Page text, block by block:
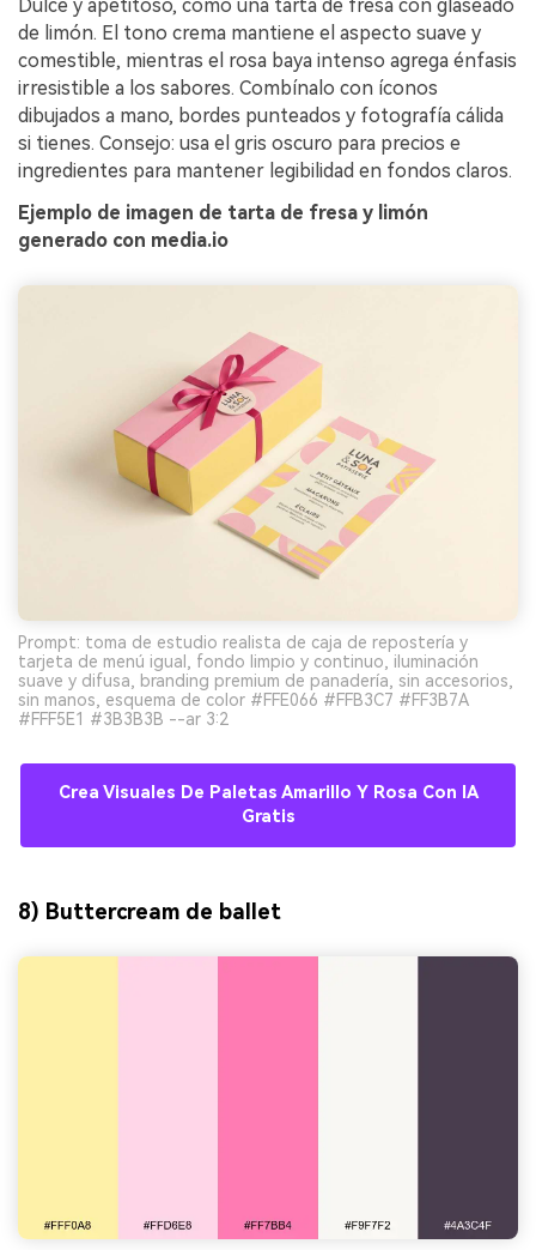
Dulce y apetitoso, como una tarta de fresa con glaseado
de limón. El tono crema mantiene el aspecto suave y
comestible, mientras el rosa baya intenso agrega énfasis
irresistible a los sabores. Combínalo con íconos
dibujados a mano, bordes punteados y fotografía cálida
si tienes. Consejo: usa el gris oscuro para precios e
ingredientes para mantener legibilidad en fondos claros.
Ejemplo de imagen de tarta de fresa y limón
generado con media.io
Prompt: toma de estudio realista de caja de repostería y
tarjeta de menú igual, fondo limpio y continuo, iluminación
suave y difusa, branding premium de panadería, sin accesorios,
sin manos, esquema de color #FFE066 #FFB3C7 #FF3B7A
#FFF5E1 #3B3B3B --ar 3:2
Crea Visuales De Paletas Amarillo Y Rosa Con IA
Gratis
8) Buttercream de ballet